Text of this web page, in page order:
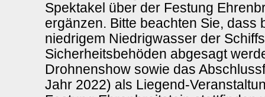
Spektakel über der Festung
ergänzen. Bitte beachten Sie, dass
niedrigem Niedrigwasser der
Sicherheitsbehöden abgesagt
Drohnenshow sowie das
Jahr 2022) als Liegend-